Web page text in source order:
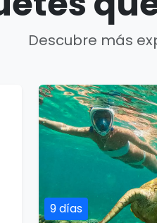
Descubre más
9 días